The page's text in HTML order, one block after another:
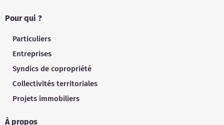
Pour qui ?
Particuliers
Entreprises
Syndics de copropriété
Collectivités territoriales
Projets immobiliers
À propos